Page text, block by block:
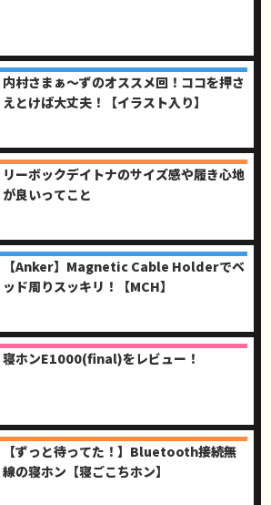
内村さまぁ～ずのオススメ回！ココを押さ
えとけば大丈夫！【イラスト入り】
リーボックデイトナのサイズ感や履き心地
が良いってこと
【Anker】Magnetic Cable Holderでベ
ッド周りスッキリ！【MCH】
寝ホンE1000(final)をレビュー！
【ずっと待ってた！】Bluetooth接続無
線の寝ホン【寝ごこちホン】